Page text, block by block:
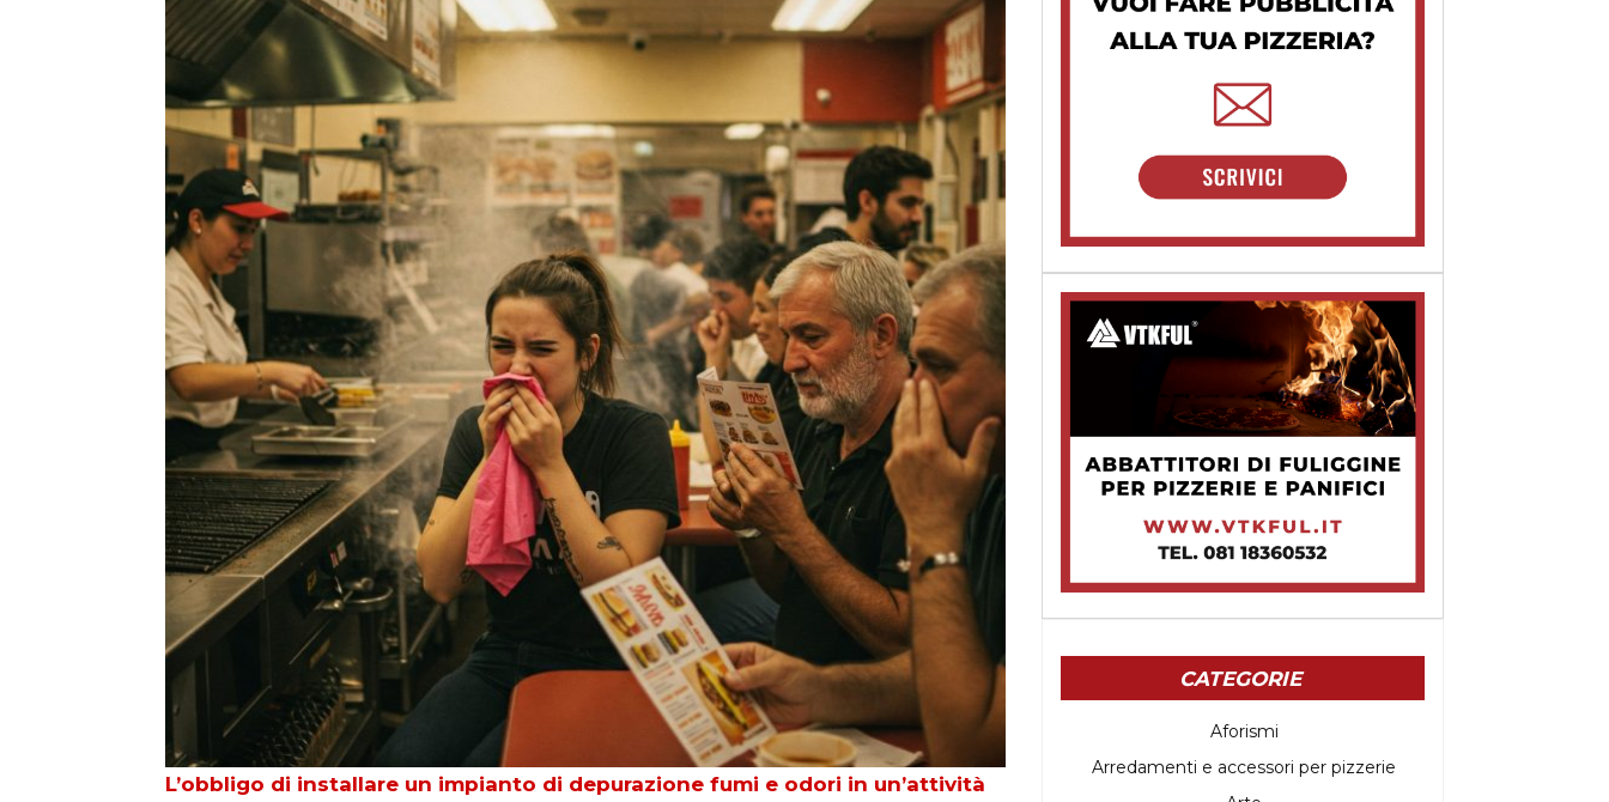
L’obbligo di installare un impianto di depurazione fumi e odori in un’attività
CATEGORIE
Aforismi
Arredamenti e accessori per pizzerie